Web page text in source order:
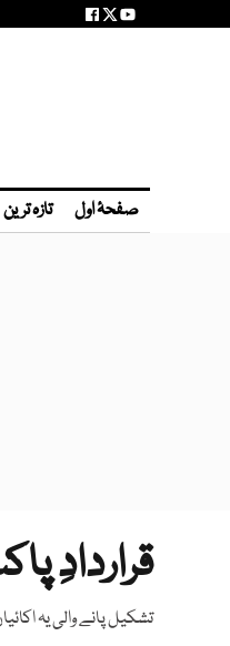
صفحۂ اول تازہ ترین
قراردادِ
تشکیل پانے والی یہ